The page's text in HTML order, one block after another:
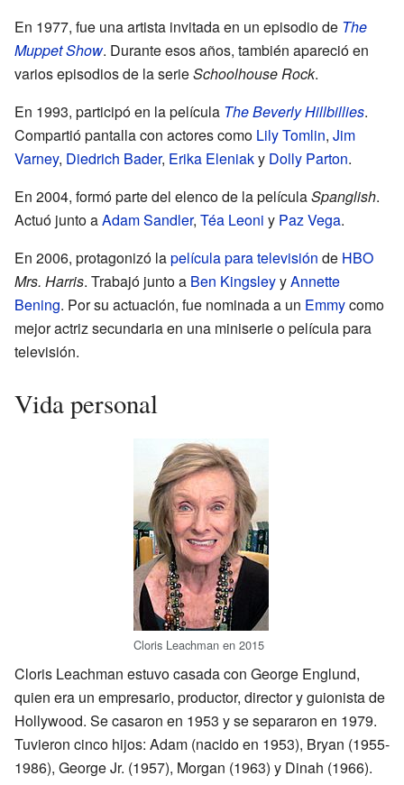
En 1977, fue una artista invitada en un episodio de The
Muppet Show. Durante esos años, también apareció en
varios episodios de la serieSchoolhouse Rock.
En 1993, participó en la película The Beverly Hillbillies.
Compartió pantalla con actores como Lily Tomlin, Jim
Varney, Diedrich Bader, Erika Eleniaky Dolly Parton.
En 2004, formó parte del elenco de la películaSpanglish.
Actuó junto aAdam Sandler, Téa Leoni y Paz Vega.
En 2006, protagonizó lapelícula para televisión de HBO
Mrs. Harris. Trabajó junto a Ben KingsleyyAnnette
Bening. Por su actuación, fue nominada a un Emmycomo
mejor actriz secundaria en una miniserie o película para
televisión.
Vida personal
Cloris Leachman en 2015
Cloris Leachman estuvo casada con George Englund,
quien era un empresario, productor, director y guionista de
Hollywood. Se casaron en 1953 y se separaron en 1979.
Tuvieron cinco hijos: Adam (nacido en 1953), Bryan (1955-
1986), George Jr. (1957), Morgan (1963) y Dinah (1966).